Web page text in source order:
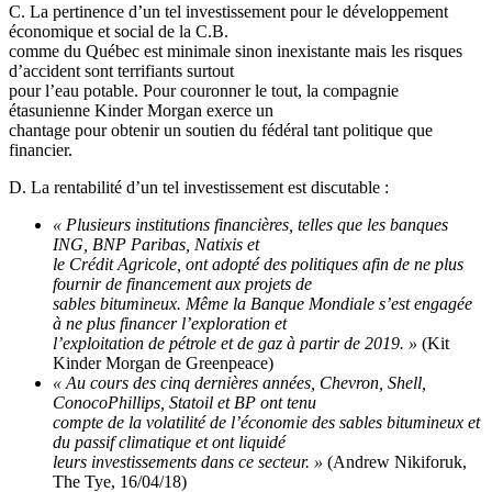
C. La pertinence d’un tel investissement pour le développement
économique et social de la C.B.
comme du Québec est minimale sinon inexistante mais les risques
d’accident sont terrifiants surtout
pour l’eau potable. Pour couronner le tout, la compagnie
étasunienne Kinder Morgan exerce un
chantage pour obtenir un soutien du fédéral tant politique que
financier.
D. La rentabilité d’un tel investissement est discutable :
« Plusieurs institutions financières, telles que les banques
ING, BNP Paribas, Natixis et
le Crédit Agricole, ont adopté des politiques afin de ne plus
fournir de financement aux projets de
sables bitumineux. Même la Banque Mondiale s’est engagée
à ne plus financer l’exploration et
l’exploitation de pétrole et de gaz à partir de 2019. » (Kit
Kinder Morgan de Greenpeace)
« Au cours des cinq dernières années, Chevron, Shell,
ConocoPhillips, Statoil et BP ont tenu
compte de la volatilité de l’économie des sables bitumineux et
du passif climatique et ont liquidé
leurs investissements dans ce secteur. » (Andrew Nikiforuk,
The Tye, 16/04/18)